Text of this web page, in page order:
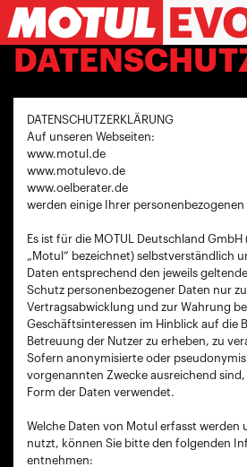
Direkt
zum
Inhalt
DATENSCHUTZERKLÄRUNG
Auf unseren Webseiten:
www.motul.de
www.motulevo.de
www.oelberater.de
werden einige Ihrer personenbezogenen
Es ist für die MOTUL Deutschland GmbH
„Motul“ bezeichnet) selbstverständlich
Daten entsprechend den jeweils
Schutz personenbezogener Daten nur
Vertragsabwicklung und zur Wahrung
Geschäftsinteressen im Hinblick auf die
Betreuung der Nutzer zu erheben, zu
Sofern anonymisierte oder
vorgenannten Zwecke ausreichend
Form der Daten verwendet.
Welche Daten von Motul erfasst werden
nutzt, können Sie bitte den folgenden
entnehmen: